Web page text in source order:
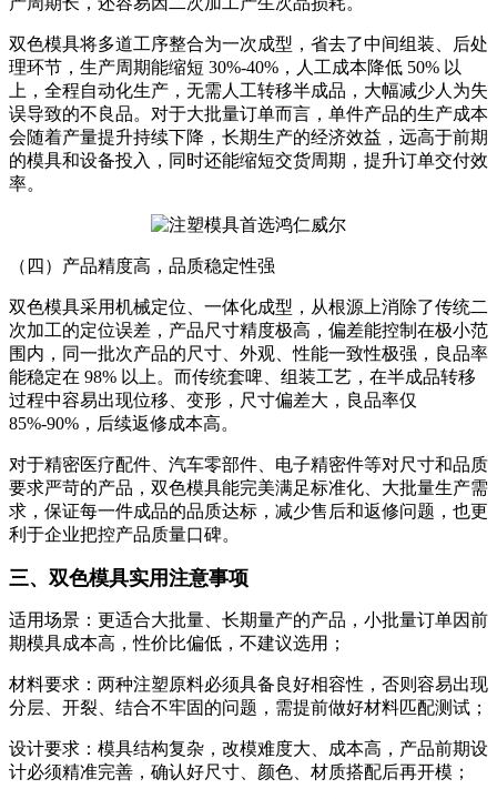
双色模具将多道工序整合为一次成型，省去了中间组装、后处
理环节，生产周期能缩短 30%-40%，人工成本降低 50% 以
上，全程自动化生产，无需人工转移半成品，大幅减少人为失
误导致的不良品。对于大批量订单而言，单件产品的生产成本
会随着产量提升持续下降，长期生产的经济效益，远高于前期
的模具和设备投入，同时还能缩短交货周期，提升订单交付效
率。
（四）产品精度高，品质稳定性强
双色模具采用机械定位、一体化成型，从根源上消除了传统二
次加工的定位误差，产品尺寸精度极高，偏差能控制在极小范
围内，同一批次产品的尺寸、外观、性能一致性极强，良品率
能稳定在 98% 以上。而传统套啤、组装工艺，在半成品转移
过程中容易出现位移、变形，尺寸偏差大，良品率仅
85%-90%，后续返修成本高。
对于精密医疗配件、汽车零部件、电子精密件等对尺寸和品质
要求严苛的产品，双色模具能完美满足标准化、大批量生产需
求，保证每一件成品的品质达标，减少售后和返修问题，也更
利于企业把控产品质量口碑。
三、双色模具实用注意事项
适用场景：更适合大批量、长期量产的产品，小批量订单因前
期模具成本高，性价比偏低，不建议选用；
材料要求：两种注塑原料必须具备良好相容性，否则容易出现
分层、开裂、结合不牢固的问题，需提前做好材料匹配测试；
设计要求：模具结构复杂，改模难度大、成本高，产品前期设
计必须精准完善，确认好尺寸、颜色、材质搭配后再开模；